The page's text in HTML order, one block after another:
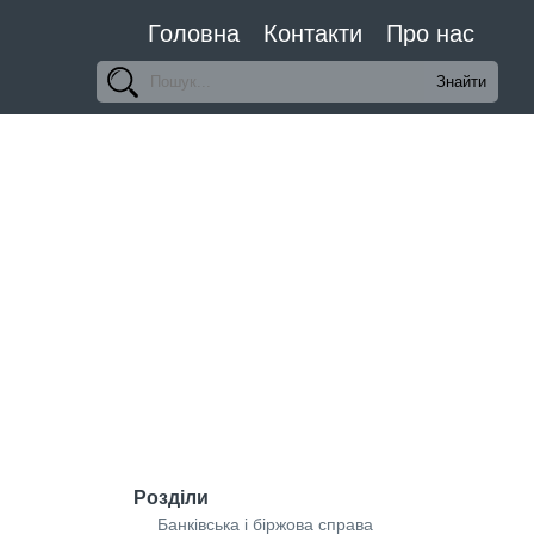
Головна Контакти Про нас
Розділи
Банківська і біржова справа